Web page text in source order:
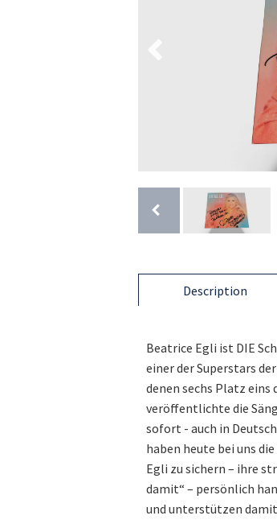
Description
Beatrice Egli ist DIE
einer der Superstars
denen sechs Platz eins
veröffentlichte die
sofort - auch in
haben heute bei uns
Egli zu sichern – ihre
damit“ – persönlich
und unterstützen